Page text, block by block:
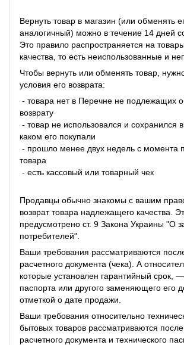
Вернуть товар в магазин (или обменять
аналогичный) можно в течение 14 дней
Это правило распространяется на
качества, то есть неиспользованные и
Чтобы вернуть или обменять товар,
условия его возврата:
- товара нет в Перечне не подлежащих
возврату
- товар не использовался и сохранился
каком его покупали
- прошло менее двух недель с момента
товара
- есть кассовый или товарный чек
Продавцы обычно знакомы с вашим
возврат товара надлежащего качества.
предусмотрено ст. 9 Закона Украины "О
потребителей".
Ваши требования рассматриваются
расчетного документа (чека). А
которые установлен гарантийный срок, —
паспорта или другого заменяющего его
отметкой о дате продажи.
Ваши требования относительно
бытовых товаров рассматриваются
расчетного документа и технического